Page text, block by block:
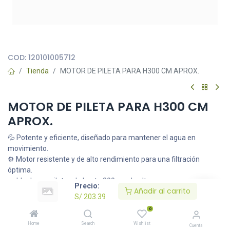
Precio:
S/ 203.39
Añadir al carrito
Home Search
0
Wishlist Cuenta
COD: 120101005712
Tienda MOTOR DE PILETA PARA H300 CM APROX.
MOTOR DE PILETA PARA H300 CM
APROX.
💦 Potente y eficiente, diseñado para mantener el agua en
movimiento.
⚙️ Motor resistente y de alto rendimiento para una filtración
óptima.
🌊 Ideal para piletas de hasta 300 cm de altura.
203.39